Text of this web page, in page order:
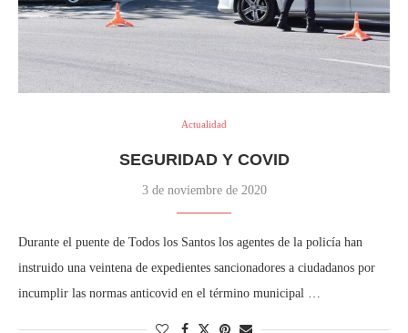
Actualidad
SEGURIDAD Y COVID
3 de noviembre de 2020
Durante el puente de Todos los Santos los agentes de la policía han
instruido una veintena de expedientes sancionadores a ciudadanos por
incumplir las normas anticovid en el término municipal …